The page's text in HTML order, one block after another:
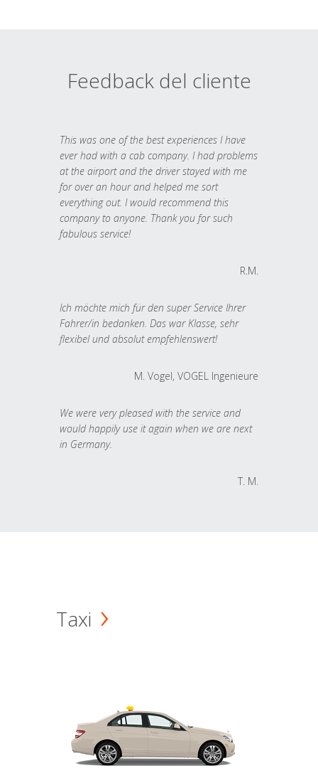
Feedback del cliente
This was one of the best experiences I have
ever had with a cab company. I had problems
at the airport and the driver stayed with me
for over an hour and helped me sort
everything out. I would recommend this
company to anyone. Thank you for such
fabulous service!
R.M.
Ich möchte mich für den super Service Ihrer
Fahrer/in bedanken. Das war Klasse, sehr
flexibel und absolut empfehlenswert!
M. Vogel, VOGEL Ingenieure
We were very pleased with the service and
would happily use it again when we are next
in Germany.
T. M.
Taxi